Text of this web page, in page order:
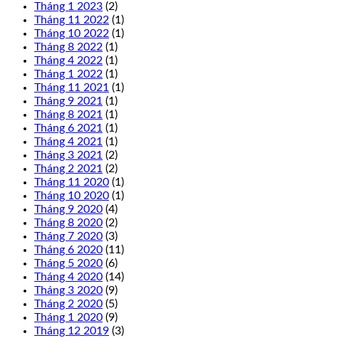
Tháng 1 2023 (2)
Tháng 11 2022 (1)
Tháng 10 2022 (1)
Tháng 8 2022 (1)
Tháng 4 2022 (1)
Tháng 1 2022 (1)
Tháng 11 2021 (1)
Tháng 9 2021 (1)
Tháng 8 2021 (1)
Tháng 6 2021 (1)
Tháng 4 2021 (1)
Tháng 3 2021 (2)
Tháng 2 2021 (2)
Tháng 11 2020 (1)
Tháng 10 2020 (1)
Tháng 9 2020 (4)
Tháng 8 2020 (2)
Tháng 7 2020 (3)
Tháng 6 2020 (11)
Tháng 5 2020 (6)
Tháng 4 2020 (14)
Tháng 3 2020 (9)
Tháng 2 2020 (5)
Tháng 1 2020 (9)
Tháng 12 2019 (3)